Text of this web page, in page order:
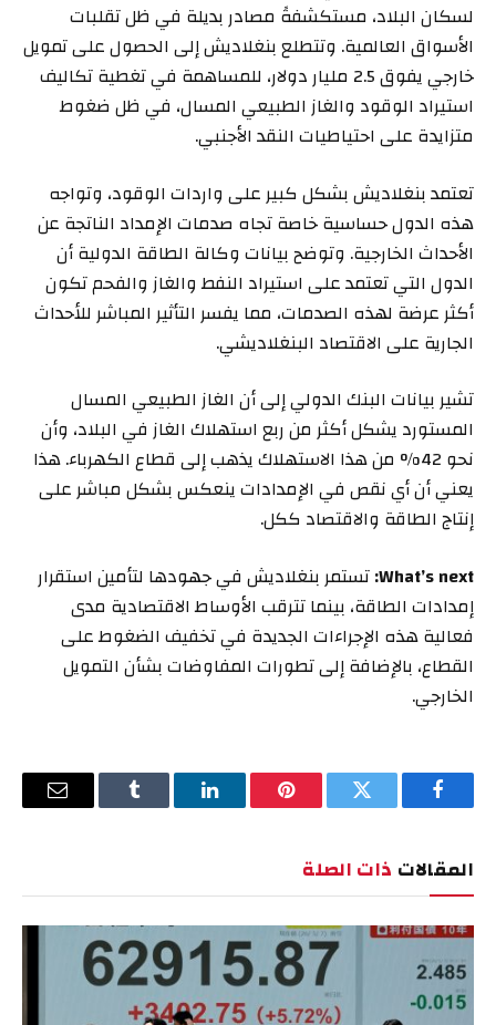
لسكان البلاد، مستكشفةً مصادر بديلة في ظل تقلبات
الأسواق العالمية. وتتطلع بنغلاديش إلى الحصول على تمويل
خارجي يفوق 2.5 مليار دولار، للمساهمة في تغطية تكاليف
استيراد الوقود والغاز الطبيعي المسال، في ظل ضغوط
متزايدة على احتياطيات النقد الأجنبي.
تعتمد بنغلاديش بشكل كبير على واردات الوقود، وتواجه
هذه الدول حساسية خاصة تجاه صدمات الإمداد الناتجة عن
الأحداث الخارجية. وتوضح بيانات وكالة الطاقة الدولية أن
الدول التي تعتمد على استيراد النفط والغاز والفحم تكون
أكثر عرضة لهذه الصدمات، مما يفسر التأثير المباشر للأحداث
الجارية على الاقتصاد البنغلاديشي.
تشير بيانات البنك الدولي إلى أن الغاز الطبيعي المسال
المستورد يشكل أكثر من ربع استهلاك الغاز في البلاد، وأن
نحو 42% من هذا الاستهلاك يذهب إلى قطاع الكهرباء. هذا
يعني أن أي نقص في الإمدادات ينعكس بشكل مباشر على
إنتاج الطاقة والاقتصاد ككل.
What’s next: تستمر بنغلاديش في جهودها لتأمين استقرار
إمدادات الطاقة، بينما تترقب الأوساط الاقتصادية مدى
فعالية هذه الإجراءات الجديدة في تخفيف الضغوط على
القطاع، بالإضافة إلى تطورات المفاوضات بشأن التمويل
الخارجي.
فيسبوك تويتر بينتيريستلينكدإن Tumblr
البريد
المقالات ذات الصلة